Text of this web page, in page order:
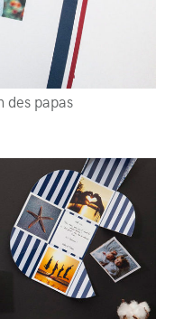
des papas